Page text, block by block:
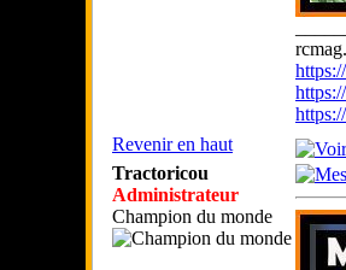
Revenir en haut
Tractoricou
Administrateur
Champion du monde